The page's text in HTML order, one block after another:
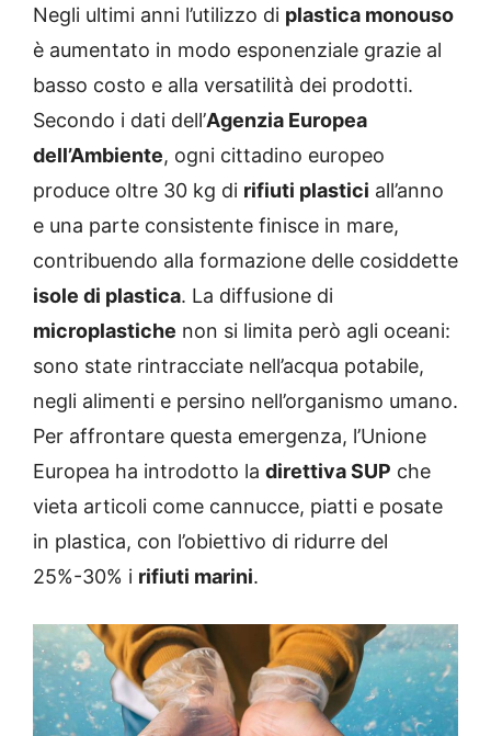
Negli ultimi anni l’utilizzo di plastica monouso
è aumentato in modo esponenziale grazie al
basso costo e alla versatilità dei prodotti.
Secondo i dati dell’Agenzia Europea
dell’Ambiente, ogni cittadino europeo
produce oltre 30 kg di rifiuti plastici all’anno
e una parte consistente finisce in mare,
contribuendo alla formazione delle cosiddette
isole di plastica. La diffusione di
microplastiche non si limita però agli oceani:
sono state rintracciate nell’acqua potabile,
negli alimenti e persino nell’organismo umano.
Per affrontare questa emergenza, l’Unione
Europea ha introdotto la direttiva SUP che
vieta articoli come cannucce, piatti e posate
in plastica, con l’obiettivo di ridurre del
25%-30% i rifiuti marini.